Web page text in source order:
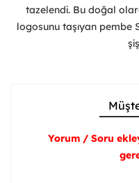
tazelendi. Bu doğal
logosunu taşıyan
Yorum / Soru